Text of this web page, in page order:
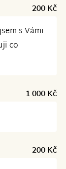
200 Kč
s Vámi
co
1 000 Kč
200 Kč